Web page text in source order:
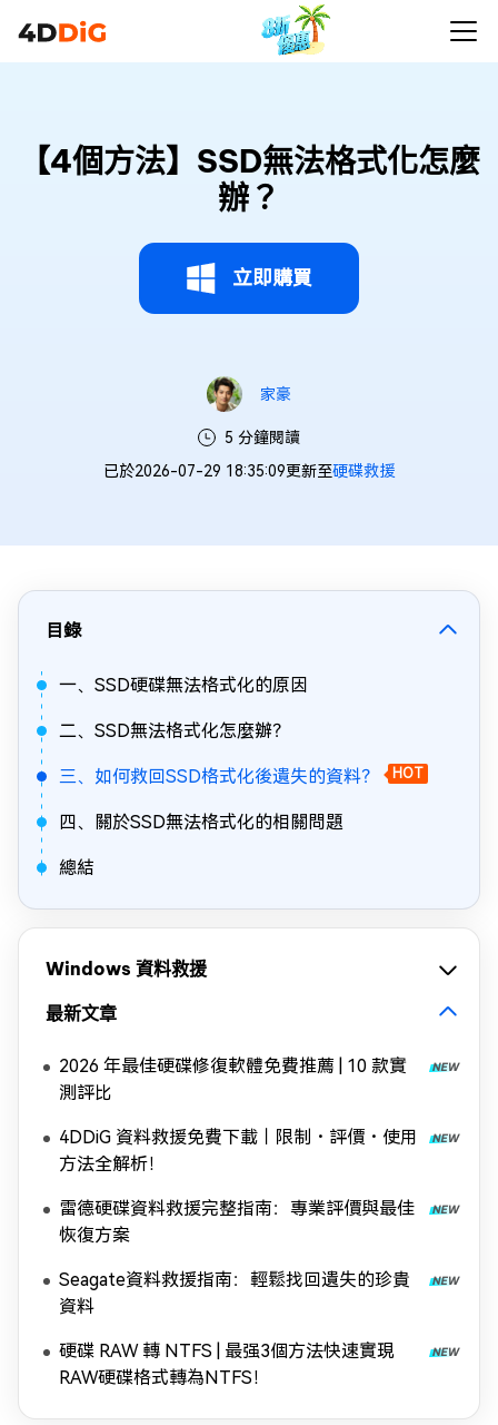
【4個方法】SSD無法格式化怎麼
辦？
立即購買
家豪
5 分鐘閱讀
已於2026-07-29 18:35:09更新至硬碟救援
目錄
一、SSD硬碟無法格式化的原因
二、SSD無法格式化怎麼辦？
三、如何救回SSD格式化後遺失的資料？ HOT
四、關於SSD無法格式化的相關問題
總結
Windows 資料救援
最新文章
2026 年最佳硬碟修復軟體免費推薦 | 10 款實
測評比
4DDiG 資料救援免費下載｜限制・評價・使用
方法全解析！
雷德硬碟資料救援完整指南：專業評價與最佳
恢復方案
Seagate資料救援指南：輕鬆找回遺失的珍貴
資料
硬碟 RAW 轉 NTFS | 最强3個方法快速實現
RAW硬碟格式轉為NTFS！